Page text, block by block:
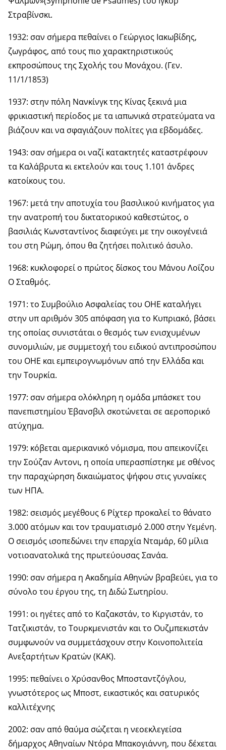
Στραβίνσκι.
1932: σαν σήμερα πεθαίνει ο Γεώργιος Ιακωβίδης,
ζωγράφος, από τους πιο χαρακτηριστικούς
εκπροσώπους της Σχολής του Μονάχου. (Γεν.
11/1/1853)
1937: στην πόλη Νανκίνγκ της Κίνας ξεκινά μια
φρικιαστική περίοδος με τα ιαπωνικά στρατεύματα να
βιάζουν και να σφαγιάζουν πολίτες για εβδομάδες.
1943: σαν σήμερα οι ναζί κατακτητές καταστρέφουν
τα Καλάβρυτα κι εκτελούν και τους 1.101 άνδρες
κατοίκους του.
1967: μετά την αποτυχία του βασιλικού κινήματος για
την ανατροπή του δικτατορικού καθεστώτος, ο
βασιλιάς Κωνσταντίνος διαφεύγει με την οικογένειά
του στη Ρώμη, όπου θα ζητήσει πολιτικό άσυλο.
1968: κυκλοφορεί ο πρώτος δίσκος του Μάνου Λοΐζου
Ο Σταθμός.
1971: το Συμβούλιο Ασφαλείας του ΟΗΕ καταλήγει
στην υπ αριθμόν 305 απόφαση για το Κυπριακό, βάσει
της οποίας συνιστάται ο θεσμός των ενισχυμένων
συνομιλιών, με συμμετοχή του ειδικού αντιπροσώπου
του ΟΗΕ και εμπειρογνωμόνων από την Ελλάδα και
την Τουρκία.
1977: σαν σήμερα ολόκληρη η ομάδα μπάσκετ του
πανεπιστημίου Έβανσβιλ σκοτώνεται σε αεροπορικό
ατύχημα.
1979: κόβεται αμερικανικό νόμισμα, που απεικονίζει
την Σούζαν Αντονι, η οποία υπερασπίστηκε με σθένος
την παραχώρηση δικαιώματος ψήφου στις γυναίκες
των ΗΠΑ.
1982: σεισμός μεγέθους 6 Ρίχτερ προκαλεί το θάνατο
3.000 ατόμων και τον τραυματισμό 2.000 στην Υεμένη.
Ο σεισμός ισοπεδώνει την επαρχία Νταμάρ, 60 μίλια
νοτιοανατολικά της πρωτεύουσας Σανάα.
1990: σαν σήμερα η Ακαδημία Αθηνών βραβεύει, για το
σύνολο του έργου της, τη Διδώ Σωτηρίου.
1991: οι ηγέτες από το Καζακστάν, το Κιργιστάν, το
Τατζικιστάν, το Τουρκμενιστάν και το Ουζμπεκιστάν
συμφωνούν να συμμετάσχουν στην Κοινοπολιτεία
Ανεξαρτήτων Κρατών (ΚΑΚ).
1995: πεθαίνει ο Χρύσανθος Μποσταντζόγλου,
γνωστότερος ως Μποστ, εικαστικός και σατυρικός
καλλιτέχνης
2002: σαν από θαύμα σώζεται η νεοεκλεγείσα
δήμαρχος Αθηναίων Ντόρα Μπακογιάννη, που δέxεται